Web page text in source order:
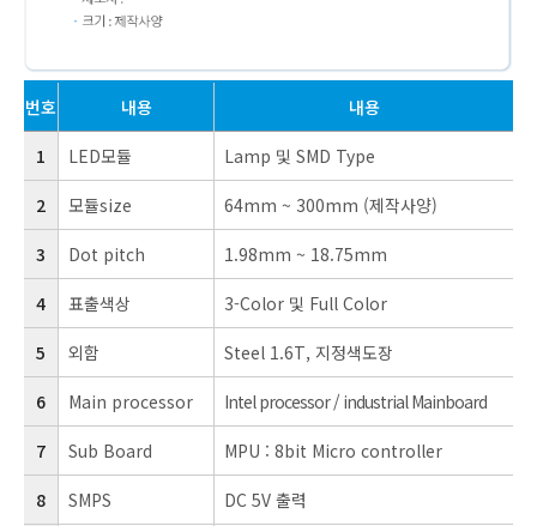
번호 내용 내용
1 LED모듈 Lamp 및 SMD Type
2 모듈size 64mm ~ 300mm (제작사양)
3 Dot pitch 1.98mm ~ 18.75mm
4 표출색상 3-Color 및 Full Color
5 외함 Steel 1.6T, 지정색도장
6 Main processor Intel processor / industrial Mainboard
7 Sub Board MPU : 8bit Micro controller
8 SMPS DC 5V 출력